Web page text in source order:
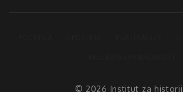
© 2026 Institut za